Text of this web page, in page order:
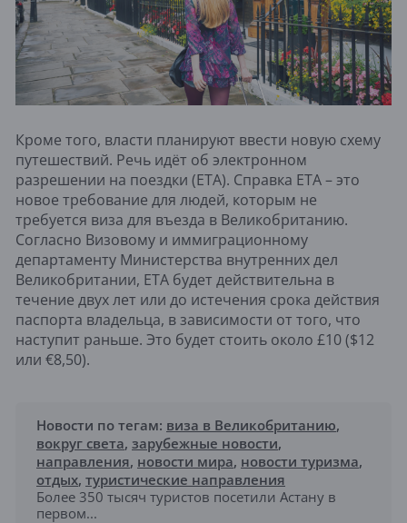
Кроме того, власти планируют ввести новую схему
путешествий. Речь идёт об электронном
разрешении на поездки (ETA). Справка ETA – это
новое требование для людей, которым не
требуется виза для въезда в Великобританию.
Согласно Визовому и иммиграционному
департаменту Министерства внутренних дел
Великобритании, ETA будет действительна в
течение двух лет или до истечения срока действия
паспорта владельца, в зависимости от того, что
наступит раньше. Это будет стоить около £10 ($12
или €8,50).
Новости по тегам: виза в Великобританию,
вокруг света, зарубежные новости,
направления, новости мира, новости туризма,
отдых, туристические направления
Более 350 тысяч туристов посетили Астану в
первом...